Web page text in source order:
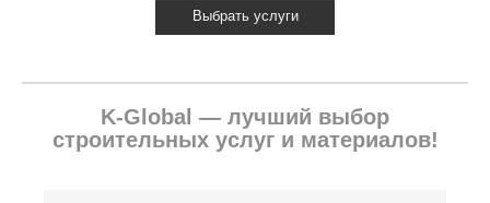
Выбрать услуги
K-Global — лучший выбор
строительных услуг и материалов!